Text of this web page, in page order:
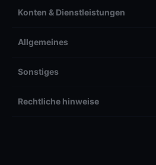
Konten & Dienstleistungen
Allgemeines
Sonstiges
Rechtliche hinweise